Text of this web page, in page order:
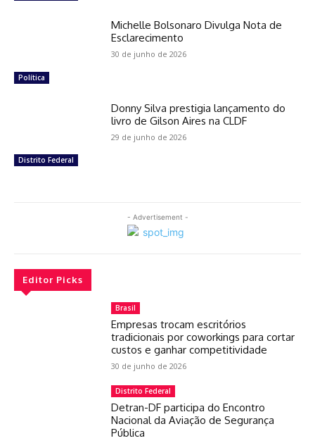
Política
Michelle Bolsonaro Divulga Nota de
Esclarecimento
30 de junho de 2026
Distrito Federal
Donny Silva prestigia lançamento do
livro de Gilson Aires na CLDF
29 de junho de 2026
- Advertisement -
Editor Picks
Brasil
Empresas trocam escritórios
tradicionais por coworkings para cortar
custos e ganhar competitividade
30 de junho de 2026
Distrito Federal
Detran-DF participa do Encontro
Nacional da Aviação de Segurança
Pública